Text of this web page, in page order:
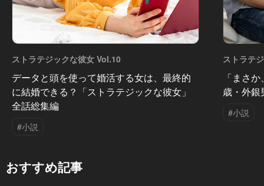
ストラテジックな彼女 Vol.10
データと頭を使って婚活する女は、最終的
に結婚できる？「ストラテジックな彼女」
全話総集編
#小説
ストラテ
「まさ
歳・外
#小説
おすすめ記事